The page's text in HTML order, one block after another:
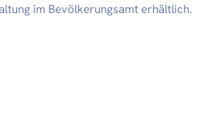
im Bevölkerungsamt erhältlich.